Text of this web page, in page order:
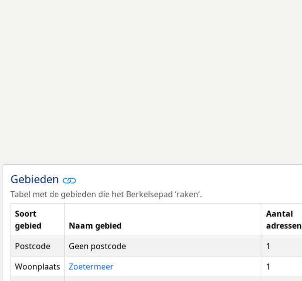
Gebieden
Tabel met de gebieden die het Berkelsepad ‘raken’.
Soort
gebied
Naam gebied
Aantal
adressen
Postcode
Geen postcode
1
Woonplaats
Zoetermeer
1